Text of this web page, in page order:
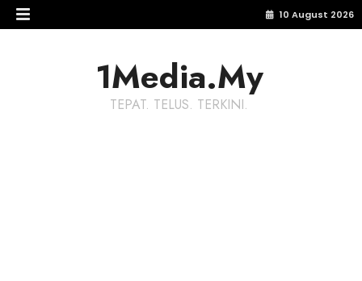
10 August 2026
1Media.My
TEPAT. TELUS. TERKINI.